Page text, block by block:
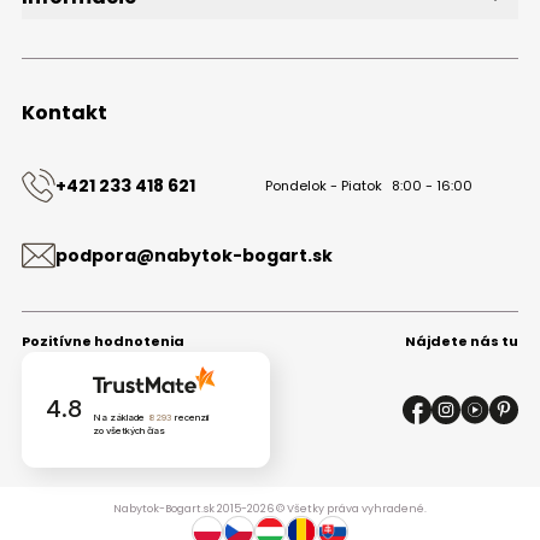
Obchodné podmienky
Kontakt
Kontakt
+421 233 418 621 Pondelok - Piatok 8:00 - 16:00
podpora@nabytok-bogart.sk
Pozitívne hodnotenia
4.8 Na základe 8293 recenzií
zo všetkých čias
Nájdete nás tu
Nabytok-Bogart.sk 2015-2026 © Všetky práva vyhradené.